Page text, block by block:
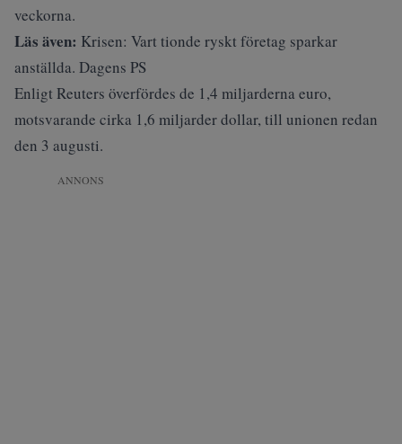
veckorna.
Läs även: Krisen: Vart tionde ryskt företag sparkar
anställda. Dagens PS
Enligt Reuters överfördes de 1,4 miljarderna euro,
motsvarande cirka 1,6 miljarder dollar, till unionen redan
den 3 augusti.
ANNONS